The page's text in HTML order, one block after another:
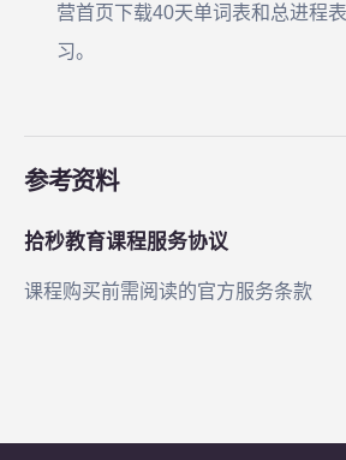
营首页下载40天单词表和总进程
习。
参考资料
拾秒教育课程服务协议
课程购买前需阅读的官方服务条款